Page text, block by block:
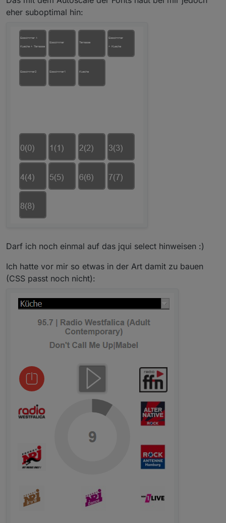
eher suboptimal hin:
Darf ich noch einmal auf das jqui select hinweisen :)
Ich hatte vor mir so etwas in der Art damit zu bauen
(CSS passt noch nicht):